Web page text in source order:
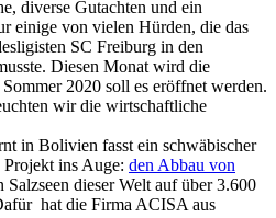
diverse Gutachten und ein
einige von vielen Hürden, die das
SC Freiburg in den
Diesen Monat wird die
2020 soll es eröffnet werden.
wir die wirtschaftliche
in Bolivien fasst ein schwäbischer
ins Auge: den Abbau von
Salzseen dieser Welt auf über 3.600
hat die Firma ACISA aus